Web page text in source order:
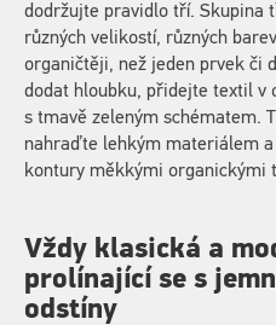
dodržujte pravidlo tří. Skupina
různých velikostí, různých
organičtěji, než jeden prvek či
dodat hloubku, přidejte textil v
s tmavě zeleným schématem.
nahraďte lehkým materiálem
kontury měkkými organickými
Vždy klasická a
prolínající se s
odstíny